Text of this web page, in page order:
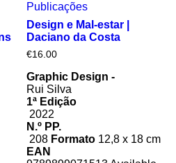
Publicações
Design e Mal-estar |
Daciano da Costa
€16.00
Graphic Design -
Rui Silva
1ª Edição
2022
N.º PP.
208 Formato 12,8 x 18 cm
EAN